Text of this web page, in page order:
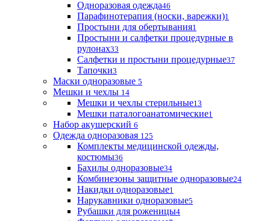
Одноразовая одежда46
Парафинотерапия (носки, варежки)1
Простыни для обертывания1
Простыни и салфетки процедурные в
рулонах33
Салфетки и простыни процедурные37
Тапочки3
Маски одноразовые 5
Мешки и чехлы 14
Мешки и чехлы стерильные13
Мешки паталогоанатомические1
Набор акушерский 6
Одежда одноразовая 125
Комплекты медицинской одежды,
костюмы36
Бахилы одноразовые34
Комбинезоны защитные одноразовые24
Накидки одноразовые1
Нарукавники одноразовые5
Рубашки для роженицы4